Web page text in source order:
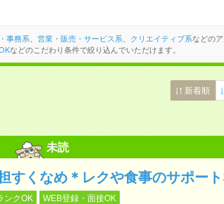
事務系 営業・販売・サービス系 クリエイティブ系などの
などのこだわり条件で絞り込んでいただけます。
新着順
未読
すくなめ＊レクや食事のサポー
ンクOK WEB登録・面接OK